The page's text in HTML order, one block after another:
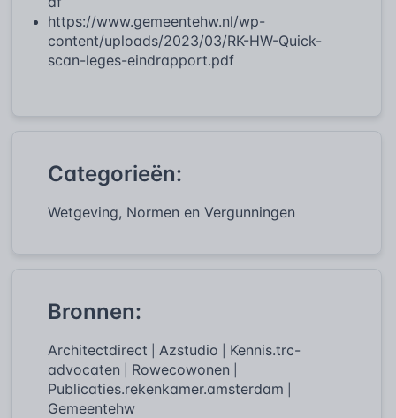
https://www.gemeentehw.nl/wp-
content/uploads/2023/03/RK-HW-Quick-
scan-leges-eindrapport.pdf
Categorieën:
Wetgeving, Normen en Vergunningen
Bronnen:
Architectdirect Azstudio
Kennis.trc-
advocaten
Rowecowonen
Publicaties.rekenkamer.amsterdam
Gemeentehw